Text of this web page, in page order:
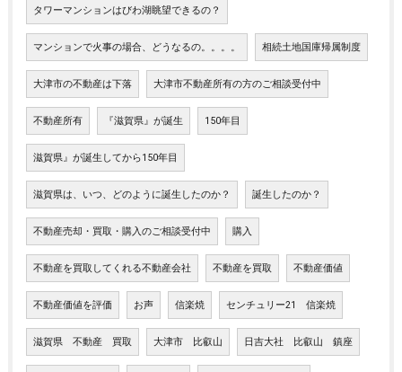
タワーマンションはびわ湖眺望できるの？
マンションで火事の場合、どうなるの。。。。 相続土地国庫帰属制度
大津市の不動産は下落 大津市不動産所有の方のご相談受付中
不動産所有 『滋賀県』が誕生 150年目
滋賀県』が誕生してから150年目
滋賀県は、いつ、どのように誕生したのか？ 誕生したのか？
不動産売却・買取・購入のご相談受付中 購入
不動産を買取してくれる不動産会社 不動産を買取 不動産価値
不動産価値を評価 お声 信楽焼 センチュリー21 信楽焼
滋賀県 不動産 買取 大津市 比叡山 日吉大社 比叡山 鎮座